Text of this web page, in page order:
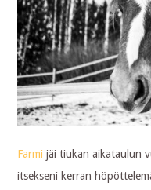
Farmi jäi tiukan aikataulun
itsekseni kerran